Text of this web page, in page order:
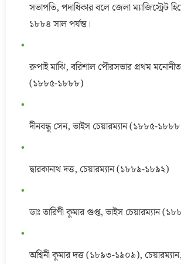
সভাপতি, পদাধিকার বলে জেলা ম্যাজিস্ট্রেট
১৮৮৪ সাল পর্যন্ত।
রুপাই মাঝি, বরিশাল পৌরসভার প্রথম মনোনীত
(১৮৮৫-১৮৮৮)
দীনবন্ধু সেন, ভাইস চেয়ারম্যান (১৮৮৫-
দ্বারকানাথ দত্ত, চেয়ারম্যান (১৮৮৯-১৮৯২)
ডাঃ তারিণী কুমার গুপ্ত, ভাইস চেয়ারম্যান
অশ্বিনী কুমার দত্ত (১৮৯৩-১৯০৯),